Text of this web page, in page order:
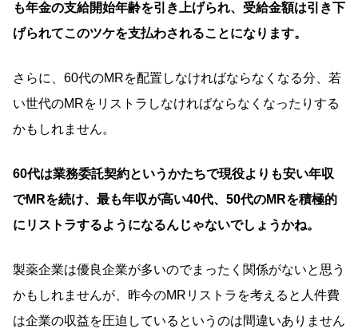
も年金の支給開始年齢を引き上げられ、受給金額は引き下
げられてこのツケを支払わされることになります。
さらに、60代のMRを配置しなければならなくなる分、若
い世代のMRをリストラしなければならなくなったりする
かもしれません。
60代は業務委託契約というかたちで現役よりも安い年収
でMRを続け、最も年収が高い40代、50代のMRを積極的
にリストラするようになるんじゃないでしょうかね。
製薬企業は優良企業が多いのでまったく関係がないと思う
かもしれませんが、昨今のMRリストラを考えると人件費
は企業の収益を圧迫しているというのは間違いありません